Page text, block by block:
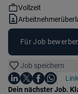
Workhours:
Vollzeit
Vertragsart:
Für Job
Job speichern
Teile diesen Job
Auf LinkedIn teilen
Auf X teilen
Auf Facebook
Auf
Einleitung
Dein nächster Job.